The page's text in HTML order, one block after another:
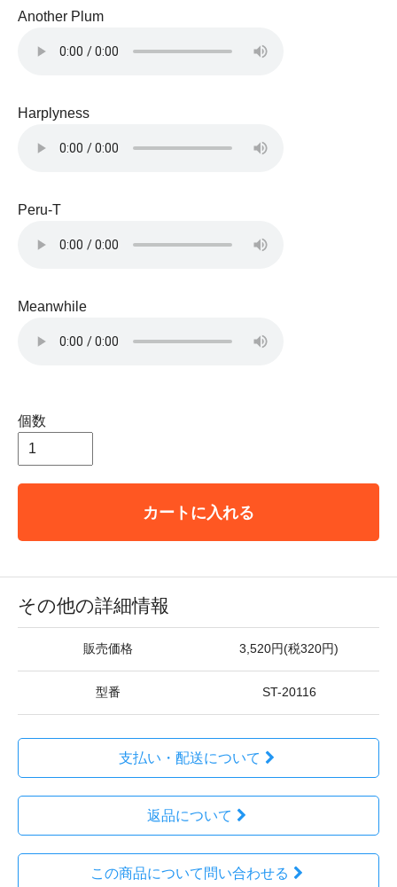
Another Plum
Harplyness
Peru-T
Meanwhile
個数
カートに入れる
その他の詳細情報
販売価格 3,520円(税320円)
型番 ST-20116
支払い・配送について
返品について
この商品について問い合わせる